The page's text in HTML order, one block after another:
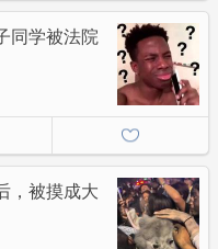
同学被法院
，被摸成大